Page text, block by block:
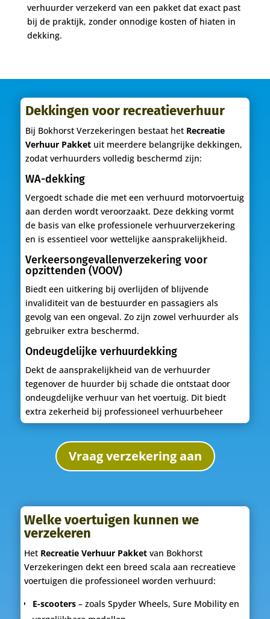
verhuurder verzekerd van een pakket dat exact past
bij de praktijk, zonder onnodige kosten of hiaten in
dekking.
Dekkingen voor recreatieverhuur
Bij Bokhorst Verzekeringen bestaat het Recreatie
Verhuur Pakketuit meerdere belangrijke dekkingen,
zodat verhuurders volledig beschermd zijn:
WA-dekking
Vergoedt schade die met een verhuurd motorvoertuig
aan derden wordt veroorzaakt. Deze dekking vormt
de basis van elke professionele verhuurverzekering
en is essentieel voor wettelijke aansprakelijkheid.
Verkeersongevallenverzekering voor
opzittenden (VOOV)
Biedt een uitkering bij overlijden of blijvende
invaliditeit van de bestuurder en passagiers als
gevolg van een ongeval. Zo zijn zowel verhuurder als
gebruiker extra beschermd.
Ondeugdelijke verhuurdekking
Dekt de aansprakelijkheid van de verhuurder
tegenover de huurder bij schade die ontstaat door
ondeugdelijke verhuur van het voertuig. Dit biedt
extra zekerheid bij professioneel verhuurbeheer
Vraag verzekering aan
Welke voertuigen kunnen we
verzekeren
Het Recreatie Verhuur Pakketvan Bokhorst
Verzekeringen dekt een breed scala aan recreatieve
voertuigen die professioneel worden verhuurd:
E-scooters– zoals Spyder Wheels, Sure Mobility en